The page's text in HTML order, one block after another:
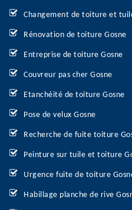
Changement de toiture et
Rénovation de toiture Gosne
Entreprise de toiture Gosne
Couvreur pas cher Gosne
Etanchéité de toiture Gosne
Pose de velux Gosne
Recherche de fuite toiture
Peinture sur tuile et toiture
Urgence fuite de toiture
Habillage planche de rive